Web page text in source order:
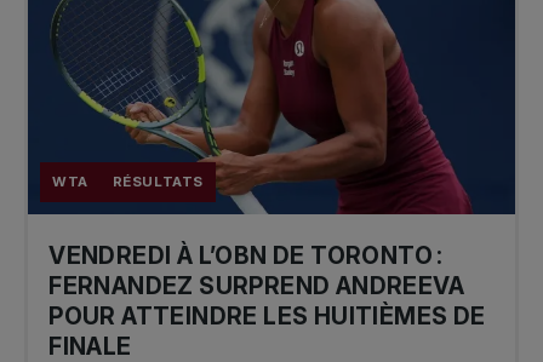
WTA RÉSULTATS
VENDREDI À L’OBN DE TORONTO :
FERNANDEZ SURPREND ANDREEVA
POUR ATTEINDRE LES HUITIÈMES DE
FINALE